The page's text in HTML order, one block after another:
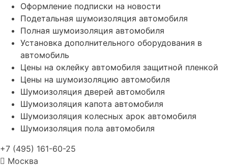
Оформление подписки на новости
Подетальная шумоизоляция автомобиля
Полная шумоизоляция автомобиля
Установка дополнительного оборудования в
автомобиль
Цены на оклейку автомобиля защитной пленкой
Цены на шумоизоляцию автомобиля
Шумоизоляция дверей автомобиля
Шумоизоляция капота автомобиля
Шумоизоляция колесных арок автомобиля
Шумоизоляция пола автомобиля
+7 (495) 161-60-25
Москва